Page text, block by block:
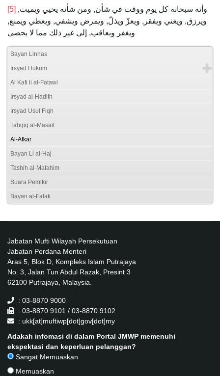
[5]
ويرزق, ويغني ويفقر, ويعزّ ويذلّ, ويمرض ويشفي, ويعطي ويمنع,
ويغفر ويعاقب, إلى غير ذلك مما لا يحصى
Bayan Linnas
Irsyad Hukum
Al Kafi li al-Fatawi
Irsyad al-Hadith
Irsyad Usul Fiqh
Tahqiq al-Masail
Al-Afkar
Bayan Li al-Haj
Tashih al-Mafahim
Suara Pemikir
Bayan al-Falak
Jabatan Mufti Wilayah Persekutuan
Jabatan Perdana Menteri
Aras 5, Blok D, Kompleks Islam Putrajaya
No. 3, Jalan Tun Abdul Razak, Presint 3
62100 Putrajaya, Malaysia.
: 03-8870 9000
: 03-8870 9101 / 03-8870 9102
: ukk[at]muftiwp[dot]gov[dot]my
Adakah infomasi di dalam Portal JMWP memenuhi
ekspektasi dan keperluan pelanggan?
Sangat Memuaskan
Memuaskan